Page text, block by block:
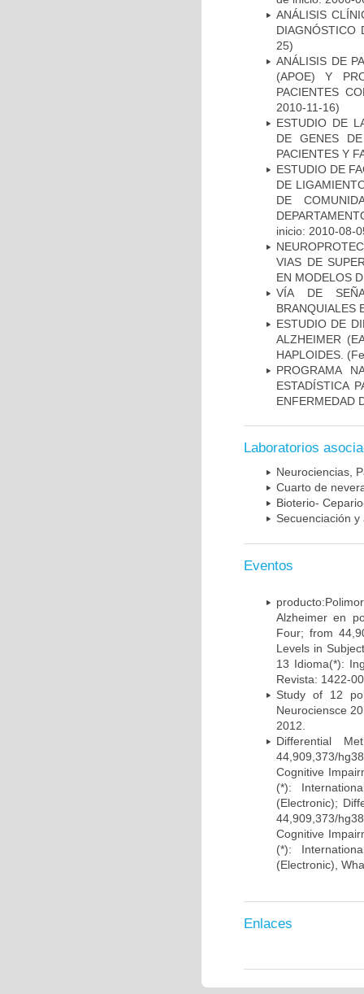
ANÁLISIS
DIAGNÓSTICO
25)
ANÁLISIS DE
(APOE) Y
PACIENTES
2010-11-16)
ESTUDIO DE
DE GENES
PACIENTES Y
ESTUDIO DE
DE
DE
inicio: 2010-08-
VIAS DE
EN MODELOS
VÍA DE
BRANQUIALES
ESTUDIO DE
ALZHEIMER
HAPLOIDES.
PROGRAMA
ESTADÍSTICA
ENFERMEDAD
Laboratorios
Neurociencias,
Cuarto de
Bioterio-
Secuenciación
Eventos
Alzheimer en
Four; from
Levels in
13 Idioma(*):
Revista: 1422-
Study of 12
Neurociensce
2012.
Differential
44,909,373/
Cognitive
(*):
(Electronic);
44,909,373/
Cognitive
(*):
(Electronic),
Enlaces